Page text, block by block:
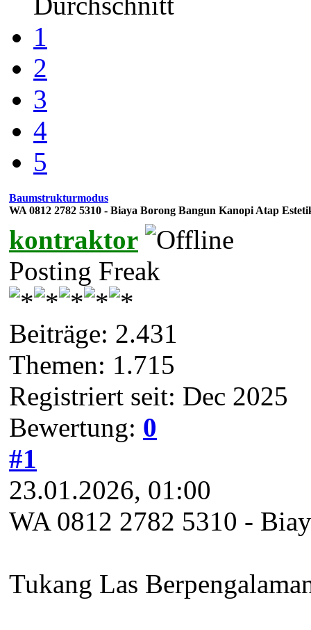
1
2
3
4
5
Baumstrukturmodus
WA 0812 2782 5310 - Biaya Borong Bangun Kanopi Atap
kontraktor
Posting Freak
Beiträge: 2.431
Themen: 1.715
Registriert seit: Dec 2025
Bewertung: 0
#1
23.01.2026, 01:00
WA 0812 2782 5310 -
Tukang Las